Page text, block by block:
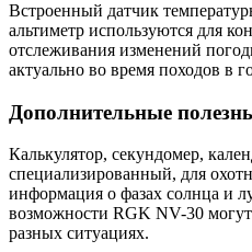
Встроенный датчик
альтиметр используются для
отслеживания изменений
актуально во время походов в
Дополнительные
Калькулятор, секундомер,
специализированный, для
информация о фазах солнца и
возможности RGK NV-30
разных ситуациях.